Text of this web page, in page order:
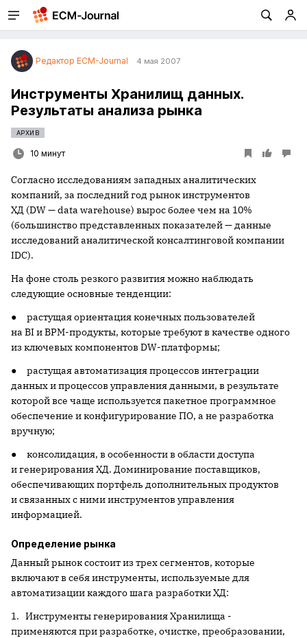
Редактор ECM-Journal 4 мая 2007
Инструменты Хранилищ данных.
Результаты анализа рынка
АРХИВ
10 минут
Согласно исследованиям западных аналитических
компаний, за последний год рынок инструментов
ХД (DW — data warehouse) вырос более чем на 10%
(большинство представленных показателей — данные
исследований аналитической консалтинговой компании
IDC).
На фоне столь резкого развития можно наблюдать
следующие основные тенденции:
● растущая ориентация конечных пользователей
на BI и BPM-продукты, которые требуют в качестве одного
из ключевых компонентов DW-платформы;
● растущая автоматизация процессов интеграции
данных и процессов управления данными, в результате
которой все чаще используется пакетное программное
обеспечение и конфигурирование ПО, а не разработка
вручную;
● консолидация, в особенности в области доступа
и генерирования ХД. Доминирование поставщиков,
обеспечивающих портфель дополнительных продуктов
и связанных с ними инструментов управления
информацией.
Определение рынка
Данный рынок состоит из трех сегментов, которые
включают в себя инструменты, используемые для
автоматизации каждого шага разработки ХД:
1. Инструменты генерирования Хранилища -
применяются при разработке, очистке, преобразовании,